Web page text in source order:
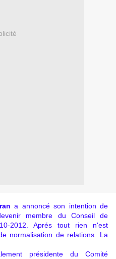
a annoncé son intention de
membre du Conseil de
2012. Aprés tout rien n'est
normalisation de relations. La
présidente du Comité